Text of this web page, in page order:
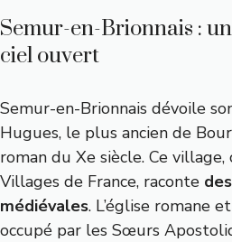
Semur-en-Brionnais :
ciel ouvert
Semur-en-Brionnais dévoile
Hugues, le plus ancien de
roman du Xe siècle. Ce village,
Villages de France, raconte
médiévales. L’église romane
occupé par les Sœurs